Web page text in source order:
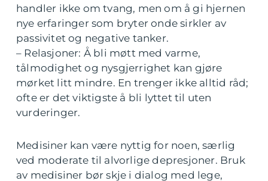
handler ikke om tvang, men om å gi hjernen
nye erfaringer som bryter onde sirkler av
passivitet og negative tanker.
– Relasjoner: Å bli møtt med varme,
tålmodighet og nysgjerrighet kan gjøre
mørket litt mindre. En trenger ikke alltid råd;
ofte er det viktigste å bli lyttet til uten
vurderinger.
Medisiner kan være nyttig for noen, særlig
ved moderate til alvorlige depresjoner. Bruk
av medisiner bør skje i dialog med lege,